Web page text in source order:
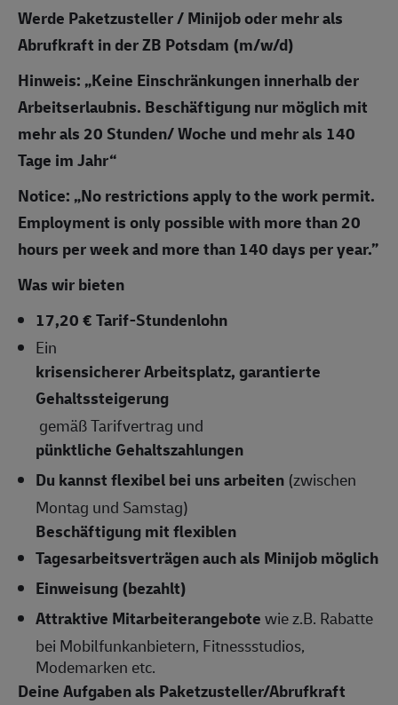
Werde Paketzusteller / Minijob oder mehr als
Abrufkraft in der ZB Potsdam (m/w/d)
Hinweis: „Keine Einschränkungen innerhalb der
Arbeitserlaubnis. Beschäftigung nur möglich mit
mehr als 20 Stunden/ Woche und mehr als 140
Tage im Jahr“
Notice: „No restrictions apply to the work permit.
Employment is only possible with more than 20
hours per week and more than 140 days per year.”
Was wir bieten
17,20 € Tarif-Stundenlohn
Ein
krisensicherer Arbeitsplatz, garantierte
Gehaltssteigerung
gemäß Tarifvertrag und
pünktliche Gehaltszahlungen
Du kannst flexibel bei uns arbeiten (zwischen
Montag und Samstag)
Beschäftigung mit flexiblen
Tagesarbeitsverträgen auch als Minijob möglich
Einweisung (bezahlt)
Attraktive Mitarbeiterangebotewie z.B. Rabatte
bei Mobilfunkanbietern, Fitnessstudios,
Modemarken etc.
Deine Aufgaben als Paketzusteller/Abrufkraft